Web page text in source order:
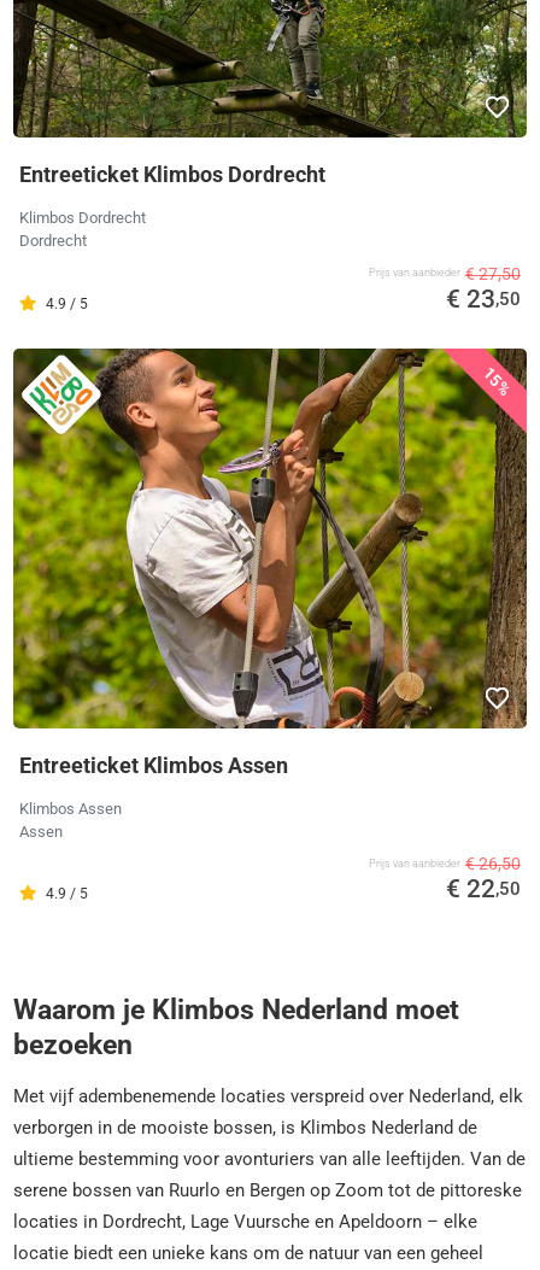
Entreeticket Klimbos Dordrecht
Klimbos Dordrecht
Dordrecht
4.9 / 5
Prijs van aanbieder € 27,50
€ 23,50
15%
Entreeticket Klimbos Assen
Klimbos Assen
Assen
4.9 / 5
Prijs van aanbieder € 26,50
€ 22,50
Waarom je Klimbos Nederland moet
bezoeken
Met vijf adembenemende locaties verspreid over Nederland, elk
verborgen in de mooiste bossen, is Klimbos Nederland de
ultieme bestemming voor avonturiers van alle leeftijden. Van de
serene bossen van Ruurlo en Bergen op Zoom tot de pittoreske
locaties in Dordrecht, Lage Vuursche en Apeldoorn – elke
locatie biedt een unieke kans om de natuur van een geheel